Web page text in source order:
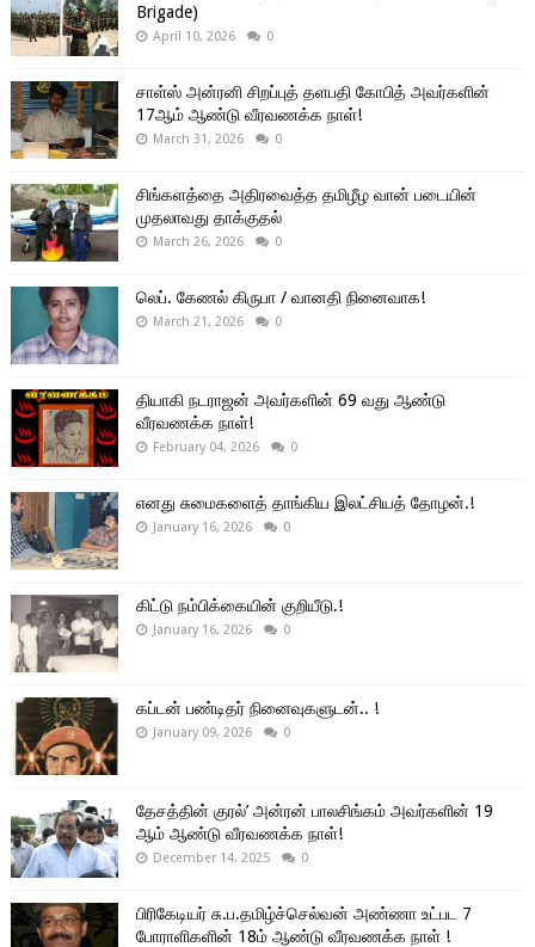
Brigade)
April 10, 2026 0
சாள்ஸ் அன்ரனி சிறப்புத் தளபதி கோபித் அவர்களின்
17ஆம் ஆண்டு வீரவணக்க நாள்!
March 31, 2026 0
சிங்களத்தை அதிரவைத்த தமிழீழ வான் படையின்
முதலாவது தாக்குதல்
March 26, 2026 0
லெப். கேணல் கிருபா / வானதி நினைவாக!
March 21, 2026 0
தியாகி நடராஜன் அவர்களின் 69 வது ஆண்டு
வீரவணக்க நாள்!
February 04, 2026 0
எனது சுமைகளைத் தாங்கிய இலட்சியத் தோழன்.!
January 16, 2026 0
கிட்டு நம்பிக்கையின் குறியீடு.!
January 16, 2026 0
கப்டன் பண்டிதர் நினைவுகளுடன்.. !
January 09, 2026 0
தேசத்தின் குரல்’ அன்ரன் பாலசிங்கம் அவர்களின் 19
ஆம் ஆண்டு வீரவணக்க நாள்!
December 14, 2025 0
பிரிகேடியர் சு.ப.தமிழ்ச்செல்வன் அண்ணா உட்பட 7
போராளிகளின் 18ம் ஆண்டு வீரவணக்க நாள் !